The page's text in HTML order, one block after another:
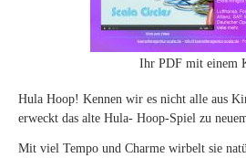
Ihr PDF mit einem
Hula Hoop! Kennen wir es nicht alle aus
erweckt das alte Hula- Hoop-Spiel zu
Mit viel Tempo und Charme wirbelt sie